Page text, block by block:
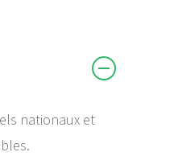
nationaux et